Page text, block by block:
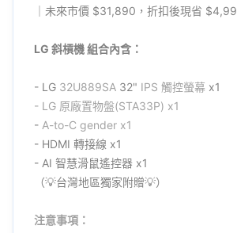
｜未來市價 $31,890，折扣後現省
LG 斜槓機 組合內含：
- LG 32U889SA32" IPS 觸控螢幕 x1
- LG 原廠置物盤(STA33P) x1
- A-to-C gender x1
- HDMI 轉接線 x1
- AI 智慧滑鼠遙控器 x1
（💡台灣地區獨家附贈💡）
注意事項：